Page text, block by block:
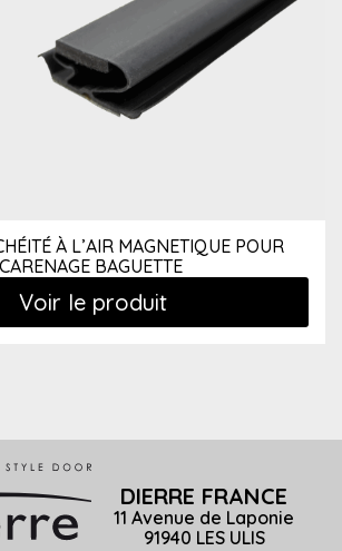
À L’AIR MAGNETIQUE POUR
BAGUETTE
Voir le produit
DIERRE FRANCE
11 Avenue de Laponie
91940 LES ULIS